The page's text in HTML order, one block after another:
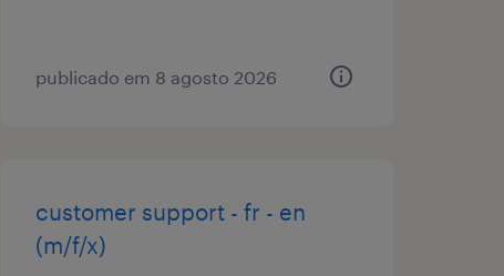
publicado em 8 agosto 2026
customer support - fr - en
(m/f/x)